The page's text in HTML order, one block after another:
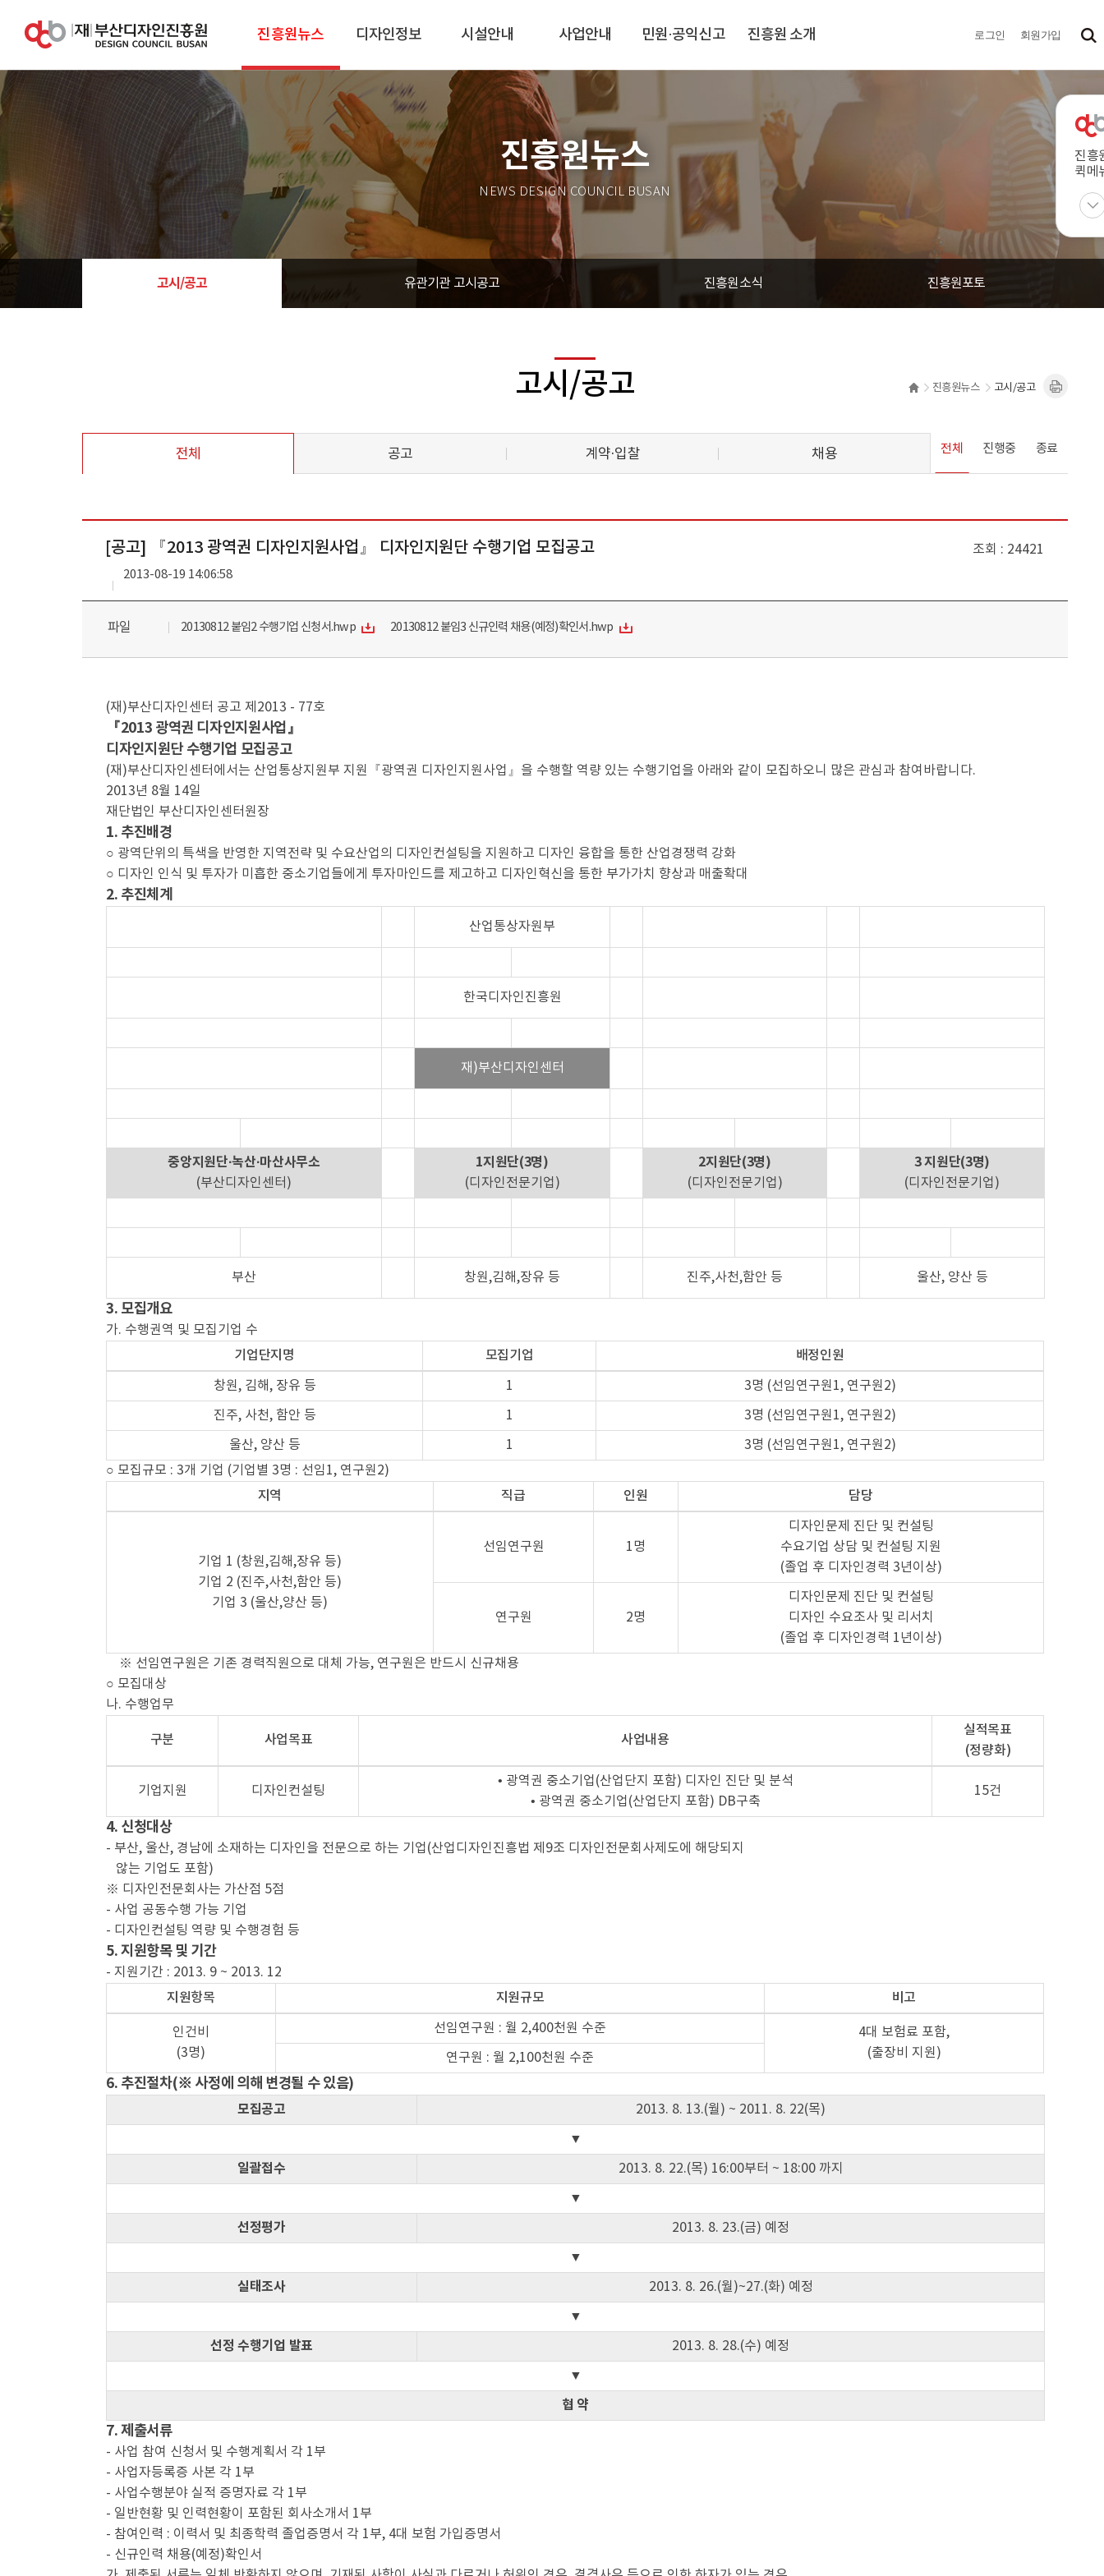
진흥원뉴스 디자인정보 시설안내 사업안내 민원·공익신고 진흥원 소개 로그인 회원가입
진흥
퀵메
진흥원뉴스
NEWS DESIGN COUNCIL BUSAN
고시/공고 유관기관 고시공고 진흥원소식 진흥원포토
고시/공고 진흥원뉴스 고시/공고
전체 공고 계약·입찰 채용 전체 진행중 종료
[공고] 『2013 광역권 디자인지원사업』 디자인지원단 수행기업 모집공고 조회 24421
2013-08-19 14:06:58
파일 20130812 붙임2 수행기업 신청서.hwp 20130812 붙임3 신규인력 채용(예정)확인서.hwp
(재)부산디자인센터 공고 제2013 - 77호
『2013 광역권 디자인지원사업』
디자인지원단 수행기업 모집공고
(재)부산디자인센터에서는 산업통상지원부 지원『광역권 디자인지원사업』을 수행할 역량 있는 수행기업을 아래와 같이 모집하오니 많은 관심과 참여바랍니다.
2013년 8월 14일
재단법인 부산디자인센터원장
1. 추진배경
○ 광역단위의 특색을 반영한 지역전략 및 수요산업의 디자인컨설팅을 지원하고 디자인 융합을 통한 산업경쟁력 강화
○ 디자인 인식 및 투자가 미흡한 중소기업들에게 투자마인드를 제고하고 디자인혁신을 통한 부가가치 향상과 매출확대
2. 추진체계
산업통상자원부
한국디자인진흥원
재)부산디자인센터
중앙지원단·녹산·마산사무소
(부산디자인센터)
1지원단(3명)
(디자인전문기업)
2지원단(3명)
(디자인전문기업)
3 지원단(3명)
(디자인전문기업)
부산 창원,김해,장유 등 진주,사천,함안 등 울산, 양산 등
3. 모집개요
가. 수행권역 및 모집기업 수
기업단지명
모집기업 배정인원
창원, 김해, 장유 등 1
3명 (선임연구원1, 연구원2)
진주, 사천, 함안 등
1
3명 (선임연구원1, 연구원2)
울산, 양산 등
1
3명 (선임연구원1, 연구원2)
○ 모집규모 : 3개 기업 (기업별 3명 : 선임1, 연구원2)
지역
직급 인원 담당
기업 1 (창원,김해,장유 등)
기업 2 (진주,사천,함안 등)
기업 3 (울산,양산 등)
선임연구원 1명
디자인문제 진단 및 컨설팅
수요기업 상담 및 컨설팅 지원
(졸업 후 디자인경력 3년이상)
연구원 2명
디자인문제 진단 및 컨설팅
디자인 수요조사 및 리서치
(졸업 후 디자인경력 1년이상)
※ 선임연구원은 기존 경력직원으로 대체 가능, 연구원은 반드시 신규채용
○ 모집대상
나. 수행업무
구분 사업목표 사업내용
실적목표
(정량화)
기업지원 디자인컨설팅
• 광역권 중소기업(산업단지 포함) 디자인 진단 및 분석
• 광역권 중소기업(산업단지 포함) DB구축
15건
4. 신청대상
- 부산, 울산, 경남에 소재하는 디자인을 전문으로 하는 기업(산업디자인진흥법 제9조 디자인전문회사제도에 해당되지
않는 기업도 포함)
※ 디자인전문회사는 가산점 5점
- 사업 공동수행 가능 기업
- 디자인컨설팅 역량 및 수행경험 등
5. 지원항목 및 기간
- 지원기간 : 2013. 9 ~ 2013. 12
지원항목
지원규모 비고
인건비
(3명)
선임연구원 : 월 2,400천원 수준
4대 보험료 포함,
(출장비 지원)
연구원 : 월 2,100천원 수준
6. 추진절차(※ 사정에 의해 변경될 수 있음)
모집공고
2013. 8. 13.(월) ~ 2011. 8. 22(목)
▼
일괄접수
2013. 8. 22.(목) 16:00부터 ~ 18:00 까지
▼
선정평가
2013. 8. 23.(금) 예정
▼
실태조사
2013. 8. 26.(월)~27.(화) 예정
▼
선정 수행기업 발표
2013. 8. 28.(수) 예정
▼
협 약
7. 제출서류
- 사업 참여 신청서 및 수행계획서 각 1부
- 사업자등록증 사본 각 1부
- 사업수행분야 실적 증명자료 각 1부
- 일반현황 및 인력현황이 포함된 회사소개서 1부
- 참여인력 : 이력서 및 최종학력 졸업증명서 각 1부, 4대 보험 가입증명서
- 신규인력 채용(예정)확인서